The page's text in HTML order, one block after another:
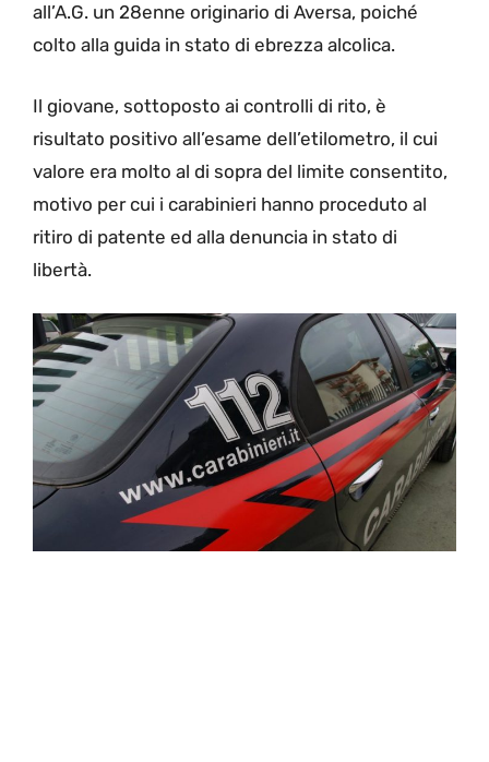
all’A.G. un 28enne originario di Aversa, poiché
colto alla guida in stato di ebrezza alcolica.
Il giovane, sottoposto ai controlli di rito, è
risultato positivo all’esame dell’etilometro, il cui
valore era molto al di sopra del limite consentito,
motivo per cui i carabinieri hanno proceduto al
ritiro di patente ed alla denuncia in stato di
libertà.